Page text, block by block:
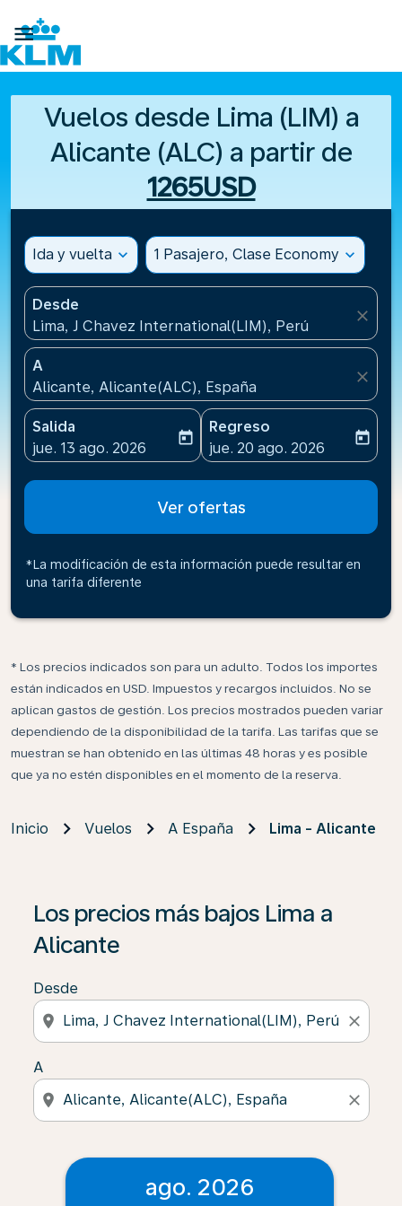

Vuelos desde Lima (LIM) a
Alicante (ALC) a partir de
1265USD
Ida y vuelta expand_more 1 Pasajero, Clase Economy expand_more
Desde
Lima, J Chavez International(LIM), Perú
close
A
Alicante, Alicante(ALC), España
close
Salida
fc-booking-departure-date-aria-label
jue. 13 ago. 2026
today
Regreso
fc-booking-return-date-
jue. 20 ago. 2026
today
Ver ofertas
*La modificación de esta información puede resultar en
una tarifa diferente
* Los precios indicados son para un adulto. Todos los importes
están indicados en USD. Impuestos y recargos incluidos. No se
aplican gastos de gestión. Los precios mostrados pueden variar
dependiendo de la disponibilidad de la tarifa. Las tarifas que se
muestran se han obtenido en las últimas 48 horas y es posible
que ya no estén disponibles en el momento de la reserva.
Inicio Vuelos A España Lima - Alicante
Los precios más bajos Lima a
Alicante
Desde
location_on close
A
location_on close
ago. 2026